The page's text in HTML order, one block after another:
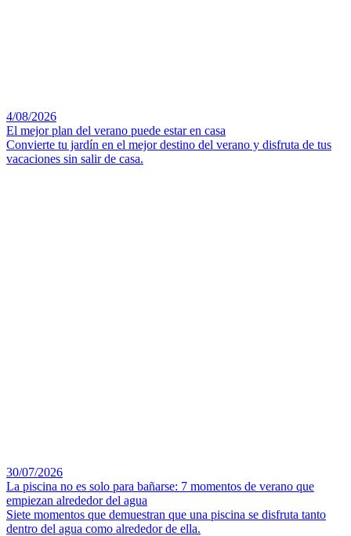
4/08/2026
El mejor plan del verano puede estar en casa
Convierte tu jardín en el mejor destino del verano y disfruta de tus
vacaciones sin salir de casa.
30/07/2026
La piscina no es solo para bañarse: 7 momentos de verano que
empiezan alrededor del agua
Siete momentos que demuestran que una piscina se disfruta tanto
dentro del agua como alrededor de ella.